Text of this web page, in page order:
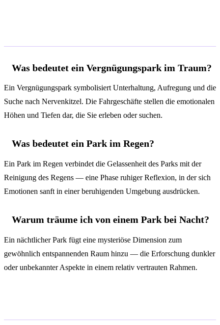
Was bedeutet ein Vergnügungspark im Traum?
Ein Vergnügungspark symbolisiert Unterhaltung, Aufregung und die
Suche nach Nervenkitzel. Die Fahrgeschäfte stellen die emotionalen
Höhen und Tiefen dar, die Sie erleben oder suchen.
Was bedeutet ein Park im Regen?
Ein Park im Regen verbindet die Gelassenheit des Parks mit der
Reinigung des Regens — eine Phase ruhiger Reflexion, in der sich
Emotionen sanft in einer beruhigenden Umgebung ausdrücken.
Warum träume ich von einem Park bei Nacht?
Ein nächtlicher Park fügt eine mysteriöse Dimension zum
gewöhnlich entspannenden Raum hinzu — die Erforschung dunkler
oder unbekannter Aspekte in einem relativ vertrauten Rahmen.